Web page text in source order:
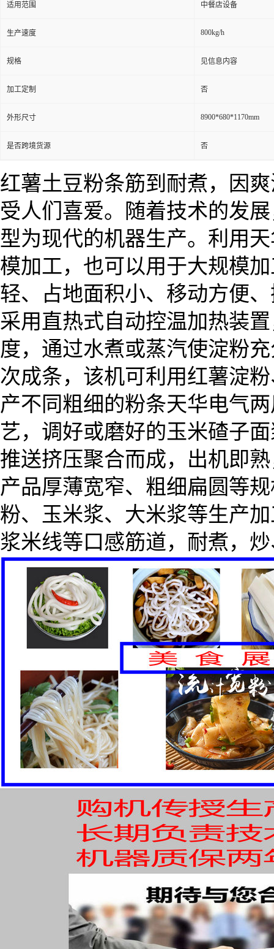
适用范围 中餐店设备
生产速度 800kg/h
规格 见信息内容
加工定制 否
外形尺寸 8900*680*1170mm
是否跨境货源 否
红薯土豆粉条筋到耐煮，因
受人们喜爱。随着技术的发
型为现代的机器生产。利用
模加工，也可以用于大规模
轻、占地面积小、移动方便
采用直热式自动控温加热装
度，通过水煮或蒸汽使淀粉
次成条，该机可利用红薯淀
产不同粗细的粉条天华电气
艺，调好或磨好的玉米碴子
推送挤压聚合而成，出机即
产品厚薄宽窄、粗细扁圆等
粉、玉米浆、大米浆等生产
浆米线等口感筋道，耐煮，